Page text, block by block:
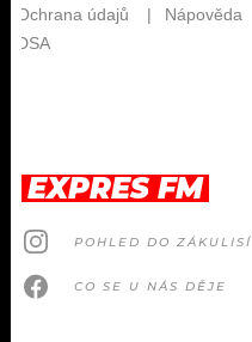
EXPRES FM
POHLED DO ZÁKULISÍ
CO SE U NÁS DĚJE